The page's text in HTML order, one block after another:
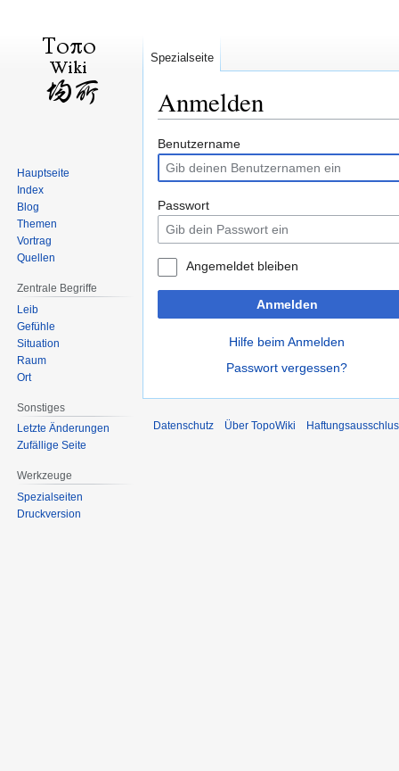
Anmelden
Zur
Navigation
springen
Zur
Suche
springen
Benutzername
Passwort
Angemeldet bleiben
Anmelden
Hilfe beim Anmelden
Passwort vergessen?
Spezialseite
Hauptseite
Index
Blog
Themen
Vortrag
Quellen
Zentrale Begriffe
Leib
Gefühle
Situation
Raum
Ort
Sonstiges
Letzte Änderungen
Zufällige Seite
Werkzeuge
Spezialseiten
Druckversion
Datenschutz Über TopoWiki